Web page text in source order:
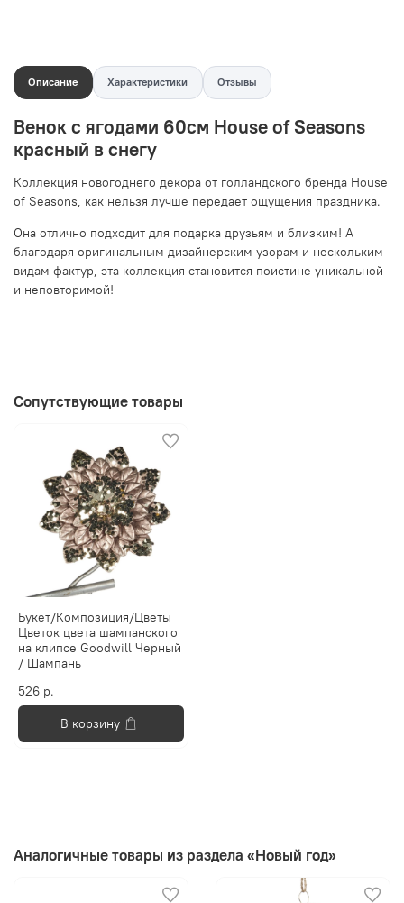
Описание Характеристики Отзывы
Венок с ягодами 60см House of Seasons
красный в снегу
Коллекция новогоднего декора от голландского бренда House
of Seasons, как нельзя лучше передает ощущения праздника.
Она отлично подходит для подарка друзьям и близким! А
благодаря оригинальным дизайнерским узорам и нескольким
видам фактур, эта коллекция становится поистине уникальной
и неповторимой!
Сопутствующие товары
Букет/Композиция/Цветы
Цветок цвета шампанского
на клипсе Goodwill Черный
/ Шампань
526 р.
В корзину
Аналогичные товары из раздела «Новый год»